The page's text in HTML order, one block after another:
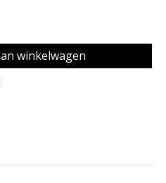
winkelwagen